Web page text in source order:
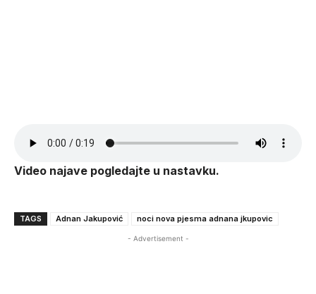
Video najave pogledajte u nastavku.
TAGS Adnan Jakupović noci nova pjesma adnana jkupovic
- Advertisement -